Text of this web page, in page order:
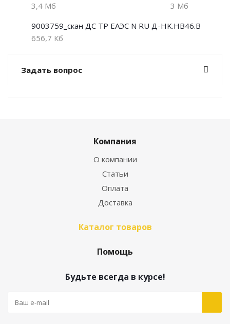
3,4 Мб
3 Мб
9003759_скан ДС ТР ЕАЭС N RU Д-HK.НВ46.В
656,7 Кб
Задать вопрос
Компания
О компании
Статьи
Оплата
Доставка
Каталог товаров
Помощь
Будьте всегда в курсе!